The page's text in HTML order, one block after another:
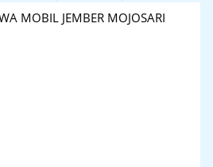
MOBIL JEMBER MOJOSARI